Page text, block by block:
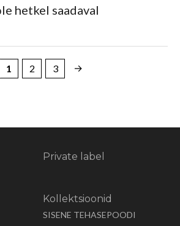
hetkel saadaval
1 2 3 →
Private label
Kollektsioonid
SISENE TEHASEPOODI